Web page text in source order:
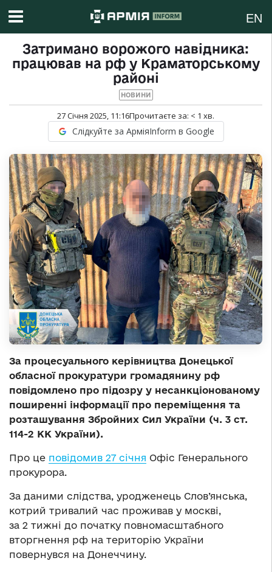
EN
Затримано ворожого навідника:
працював на рф у Краматорському
районі
НОВИНИ
27 Січня 2025, 11:16Прочитаєте за: < 1 хв.
Слідкуйте за АрміяInform в Google
За процесуального керівництва Донецької
обласної прокуратури громадянину рф
повідомлено про підозру у несанкціонованому
поширенні інформації про переміщення та
розташування Збройних Сил України (ч. 3 ст.
114-2 КК України).
Про це повідомив 27 січня Офіс Генерального
прокурора.
За даними слідства, уродженець Слов’янська,
котрий тривалий час проживав у москві,
за 2 тижні до початку повномасштабного
вторгнення рф на територію України
повернувся на Донеччину.